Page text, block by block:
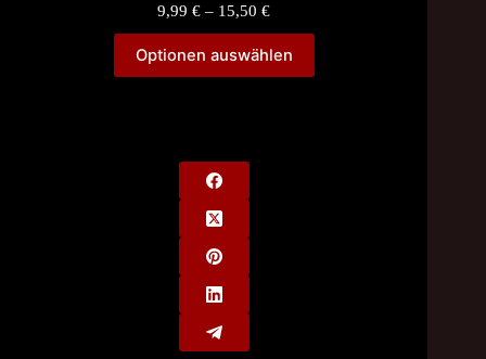
9,99€ – 15,50€Price
9,99 €
through
Optionen auswählen